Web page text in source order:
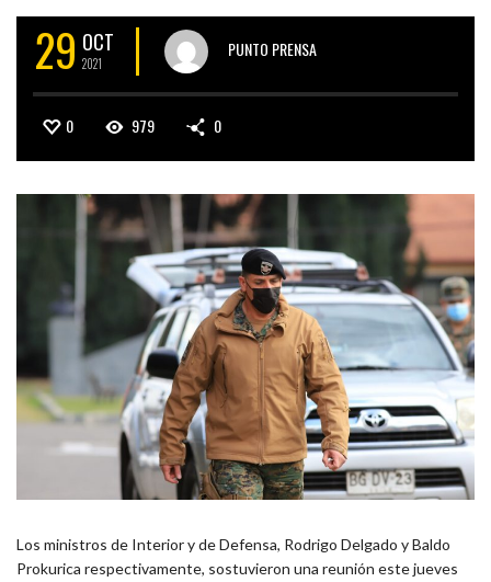
29 OCT
2021
PUNTO PRENSA
0 979 0
Los ministros de Interior y de Defensa, Rodrigo Delgado y Baldo
Prokurica respectivamente, sostuvieron una reunión este jueves